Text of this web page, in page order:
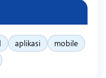
aplikasi
mobile